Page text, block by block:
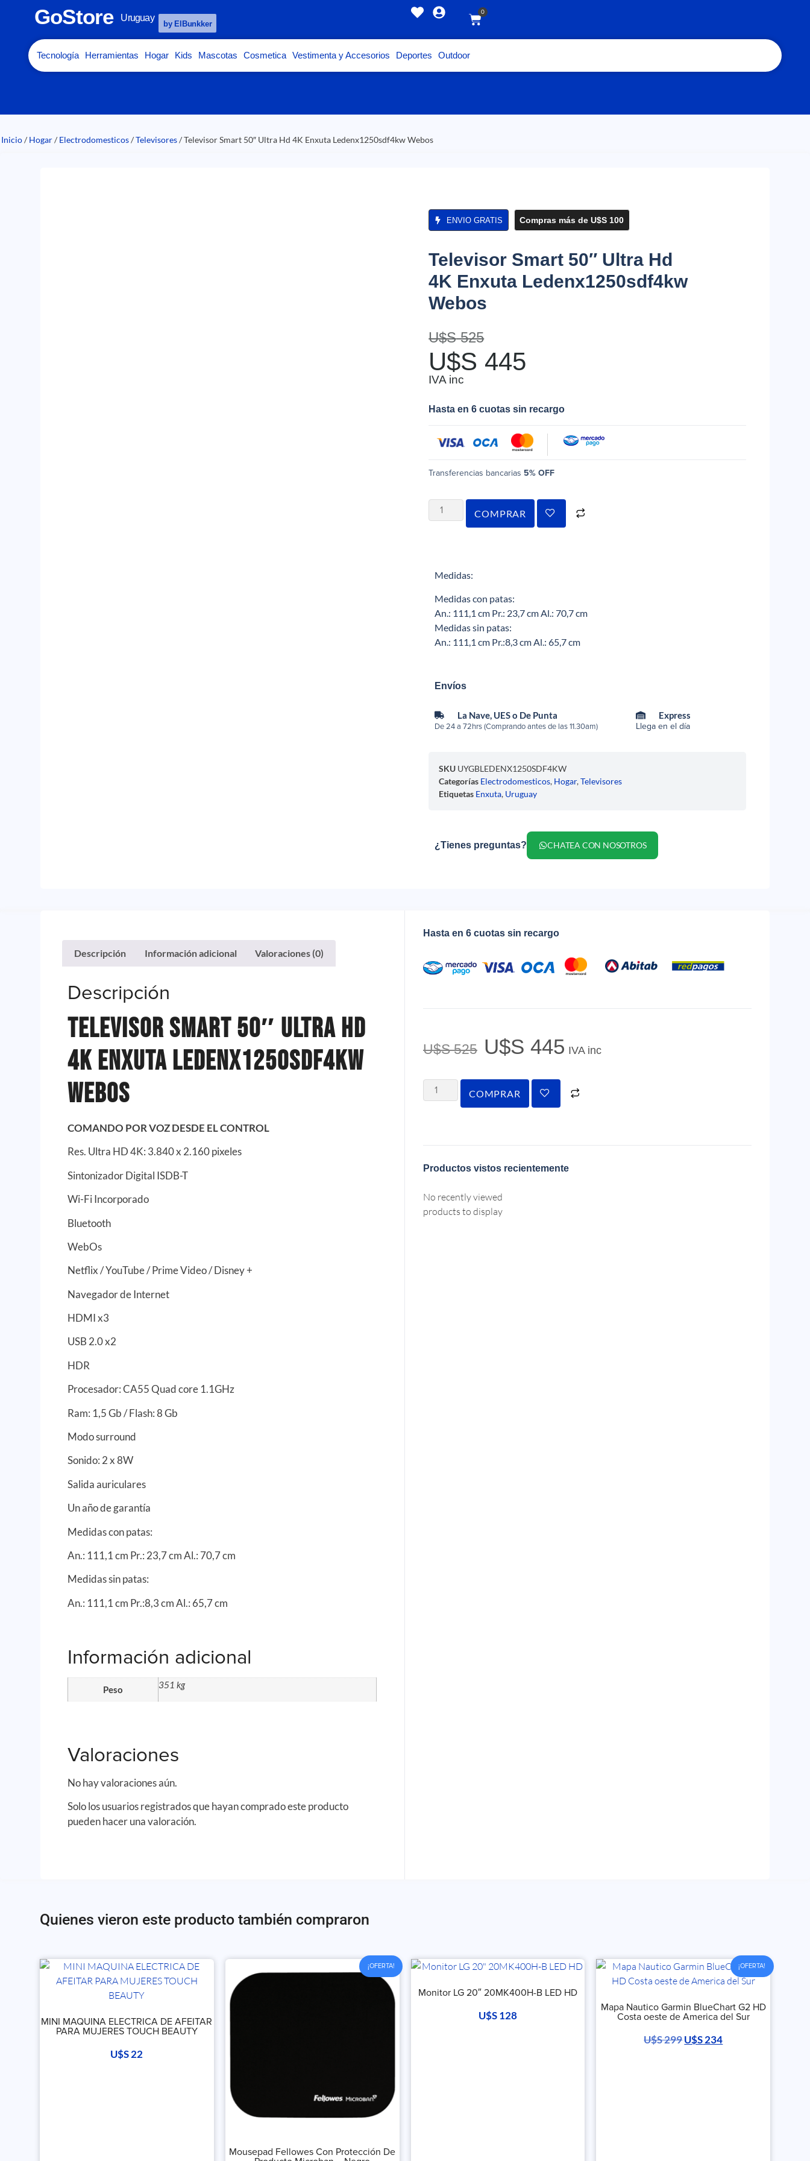
GoStore Uruguay
by ElBunkker
0
Tecnología Herramientas Hogar Kids Mascotas Cosmetica Vestimenta y Accesorios Deportes Outdoor
Inicio/ Hogar/ Electrodomesticos/Televisores/ Televisor Smart 50″ Ultra Hd 4K Enxuta Ledenx1250sdf4kw Webos
ENVIO GRATIS Compras más de U$S 100
Televisor Smart 50″ Ultra Hd
4K Enxuta Ledenx1250sdf4kw
Webos
U$S525
U$S 445
IVA inc
Hasta en 6 cuotas sin recargo
Transferencias bancarias 5% OFF
COMPRAR
Medidas:
Medidas con patas:
An.: 111,1 cm Pr.: 23,7 cm Al.: 70,7 cm
Medidas sin patas:
An.: 111,1 cm Pr.:8,3 cm Al.: 65,7 cm
Envíos
La Nave, UES o De Punta
De 24 a 72hrs (Comprando antes de las 11.30am)
Express
Llega en el día
SKU UYGBLEDENX1250SDF4KW
Categorías Electrodomesticos, Hogar,Televisores
Etiquetas Enxuta, Uruguay
¿Tienes preguntas? CHATEA CON NOSOTROS
Descripción Información adicional Valoraciones (0)
Descripción
Televisor Smart 50″ Ultra Hd
4K Enxuta Ledenx1250sdf4kw
Webos
COMANDO POR VOZ DESDE EL CONTROL
Res. Ultra HD 4K: 3.840 x 2.160 pixeles
Sintonizador Digital ISDB-T
Wi-Fi Incorporado
Bluetooth
WebOs
Netflix / YouTube / Prime Video / Disney +
Navegador de Internet
HDMI x3
USB 2.0 x2
HDR
Procesador: CA55 Quad core 1.1GHz
Ram: 1,5 Gb / Flash: 8 Gb
Modo surround
Sonido: 2 x 8W
Salida auriculares
Un año de garantía
Medidas con patas:
An.: 111,1 cm Pr.: 23,7 cm Al.: 70,7 cm
Medidas sin patas:
An.: 111,1 cm Pr.:8,3 cm Al.: 65,7 cm
Información adicional
Peso 351 kg
Valoraciones
No hay valoraciones aún.
Solo los usuarios registrados que hayan comprado este producto
pueden hacer una valoración.
Hasta en 6 cuotas sin recargo
U$S525 U$S 445 IVA inc
COMPRAR
Productos vistos recientemente
No recently viewed
products to display
Quienes vieron este producto también compraron
MINI MAQUINA ELECTRICA DE AFEITAR
PARA MUJERES TOUCH BEAUTY
U$S22
¡OFERTA!
Mousepad Fellowes Con Protección De
Monitor LG 20″ 20MK400H-B LED HD
U$S128
¡OFERTA!
Mapa Nautico Garmin BlueChart G2 HD
Costa oeste de America del Sur
U$S299U$S234